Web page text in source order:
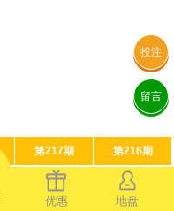
第217期 第216期
优惠 地盘
投注
留言